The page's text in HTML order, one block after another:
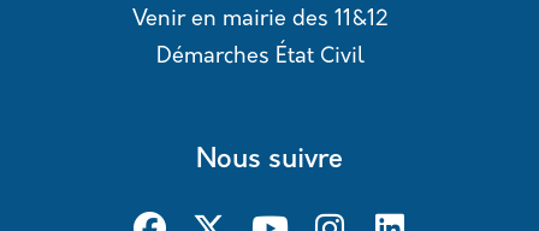
Venir en mairie des 11&12
Démarches État Civil
Nous suivre